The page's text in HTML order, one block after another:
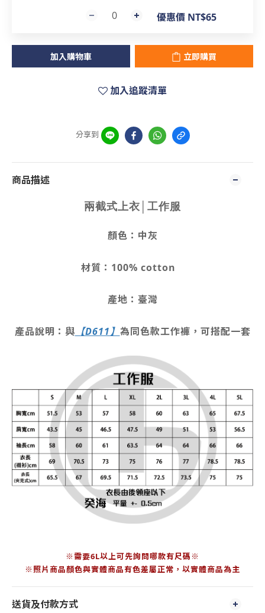
優惠價 NT$65
加入購物車 立即購買
加入追蹤清單
分享到
商品描述
兩截式上衣│工作服
顏色：中灰
材質：100% cotton
產地：臺灣
產品說明：與 【D611】 為同色款工作褲，可搭配一套
※需要6L以上可先詢問哪款有尺碼※
※照片商品顏色與實體商品有色差屬正常，以實體商品為主
送貨及付款方式